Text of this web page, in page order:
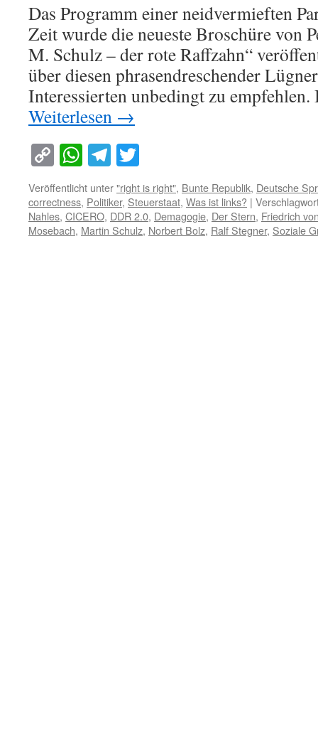
Das Programm einer neidvermieften
Zeit wurde die neueste Broschüre von
M. Schulz – der rote Raffzahn“
über diesen phrasendreschender
Interessierten unbedingt zu
Weiterlesen →
Copy
Link
WhatsApp
Telegram
Veröffentlicht unter"right is right", Bunte Republik, Deutsche
correctness, Politiker, Steuerstaat, Was ist links? |
Nahles, CICERO, DDR 2.0, Demagogie, Der Stern, Friedrich
Mosebach, Martin Schulz, Norbert Bolz, Ralf Stegner, Soziale